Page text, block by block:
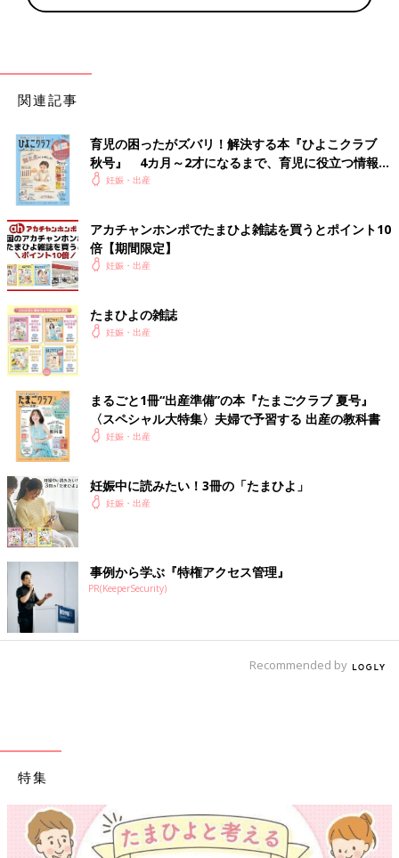
関連記事
育児の困ったがズバリ！解決する本『ひよこクラブ
秋号』 4カ月～2才になるまで、育児に役立つ情報が
いっぱい！
妊娠・出産
アカチャンホンポでたまひよ雑誌を買うとポイント10
倍【期間限定】
妊娠・出産
たまひよの雑誌
妊娠・出産
まるごと1冊“出産準備”の本『たまごクラブ 夏号』
〈スペシャル大特集〉夫婦で予習する 出産の教科書
妊娠・出産
妊娠中に読みたい！3冊の「たまひよ」
妊娠・出産
事例から学ぶ『特権アクセス管理』
PR(KeeperSecurity)
Recommended by
特集